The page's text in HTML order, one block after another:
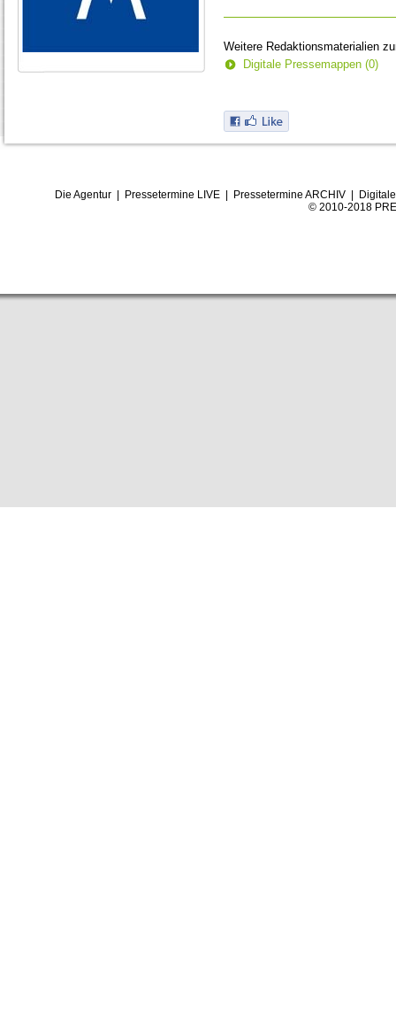
Weitere Redaktionsmaterialien
Digitale Pressemappen (0)
Die Agentur| Pressetermine LIVE| Pressetermine ARCHIV|
© 2010-2018